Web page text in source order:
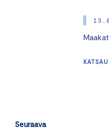
Seuraava